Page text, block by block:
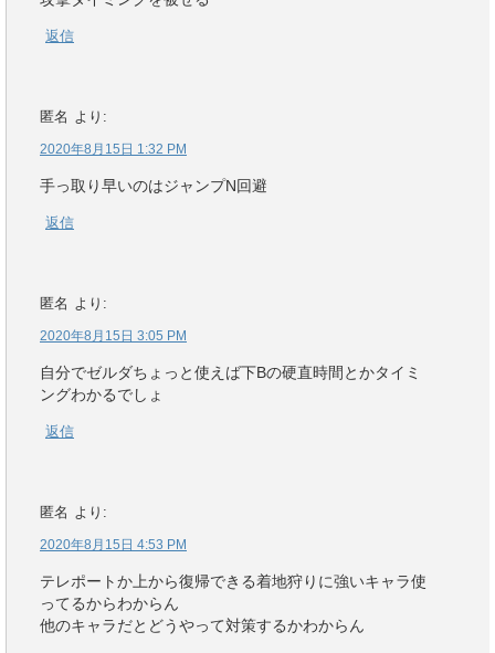
返信
匿名 より:
2020年8月15日 1:32 PM
手っ取り早いのはジャンプN回避
返信
匿名 より:
2020年8月15日 3:05 PM
自分でゼルダちょっと使えば下Bの硬直時間とかタイミ
ングわかるでしょ
返信
匿名 より:
2020年8月15日 4:53 PM
テレポートか上から復帰できる着地狩りに強いキャラ使
ってるからわからん
他のキャラだとどうやって対策するかわからん